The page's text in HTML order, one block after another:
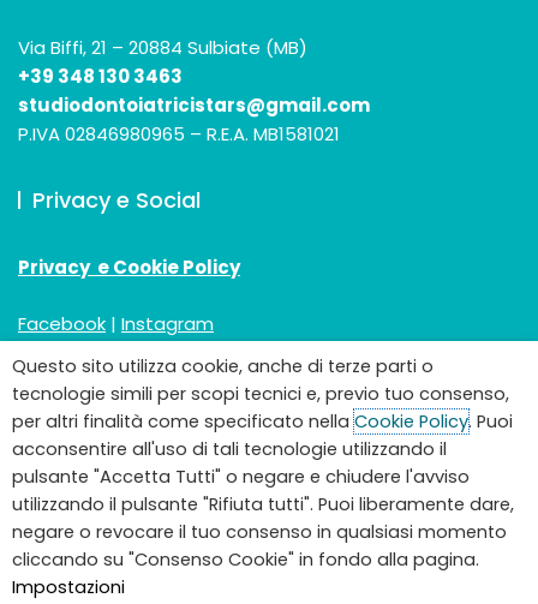
Via Biffi, 21 – 20884 Sulbiate (MB)
+39 348 130 3463
studiodontoiatricistars@gmail.com
P.IVA 02846980965 – R.E.A. MB1581021
Privacy e Social
Privacy e Cookie Policy
Facebook | Instagram
Questo sito utilizza cookie, anche di terze parti o
tecnologie simili per scopi tecnici e, previo tuo consenso,
per altri finalità come specificato nellaCookie Policy. Puoi
acconsentire all'uso di tali tecnologie utilizzando il
pulsante "Accetta Tutti" o negare e chiudere l'avviso
utilizzando il pulsante "Rifiuta tutti". Puoi liberamente dare,
negare o revocare il tuo consenso in qualsiasi momento
cliccando su "Consenso Cookie" in fondo alla pagina.
Impostazioni